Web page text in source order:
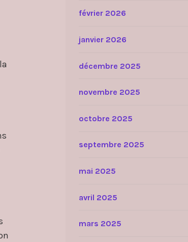
février 2026
janvier 2026
décembre 2025
novembre 2025
octobre 2025
septembre 2025
mai 2025
avril 2025
mars 2025